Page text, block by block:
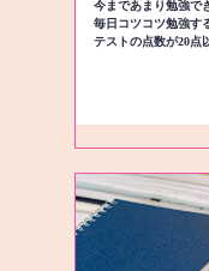
今まであまり勉強で
毎日コツコツ勉強す
テストの点数が20点